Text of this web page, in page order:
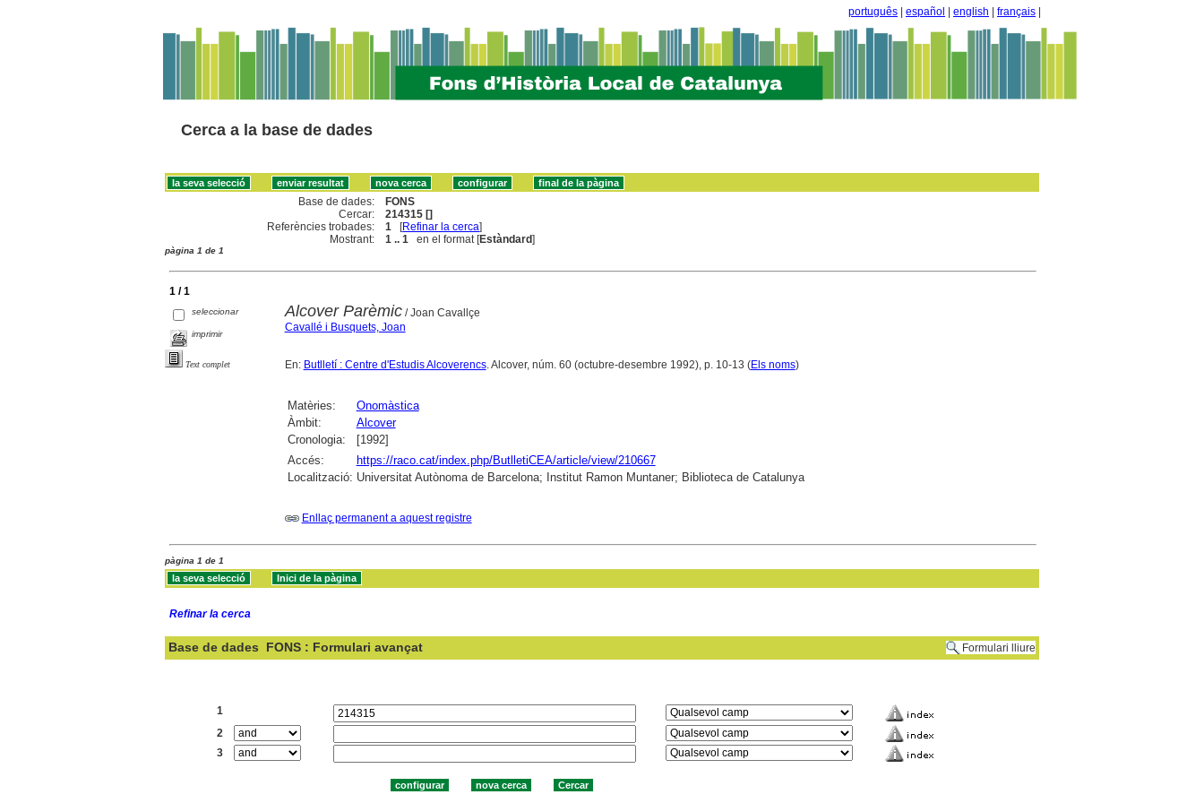
português español english français
Cerca a la base de dades
Base de dades:
FONS
Cercar:
214315 []
Referències trobades:
1 [Refinar la cerca]
Mostrant:
1 .. 1 en el format [Estàndard]
pàgina 1 de 1
1 / 1
seleccionar
imprimir
Text complet
Alcover Parèmic/ Joan Cavallçe
Cavallé i Busquets, Joan
En: Butlletí : Centre d'Estudis Alcoverencs. Alcover, núm. 60 (octubre-desembre 1992), p. 10-13 (Els noms)
Matèries:
Onomàstica
Àmbit:
Alcover
Cronologia:
[1992]
Accés:
https://raco.cat/index.php/ButlletiCEA/article/view/210667
Localització: Universitat Autònoma de Barcelona; Institut Ramon Muntaner; Biblioteca de Catalunya
Enllaç permanent a aquest registre
pàgina 1 de 1
Refinar la cerca
Base de dades FONS : Formulari avançat Formulari lliure
1
2
3